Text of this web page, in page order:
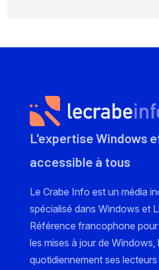
L'expertise Windows
accessible à tous
Le Crabe Info est un média
spécialisé dans Windows et
Référence francophone
les mises à jour de Windows,
quotidiennement ses lecteurs